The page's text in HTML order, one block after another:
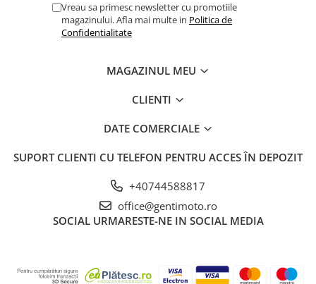
Vreau sa primesc newsletter cu promotiile
magazinului. Afla mai multe in Politica de
Confidentialitate
MAGAZINUL MEU
CLIENTI
DATE COMERCIALE
SUPORT CLIENTI CU TELEFON PENTRU ACCES ÎN DEPOZIT
+40744588817
office@gentimoto.ro
SOCIAL URMARESTE-NE IN SOCIAL MEDIA